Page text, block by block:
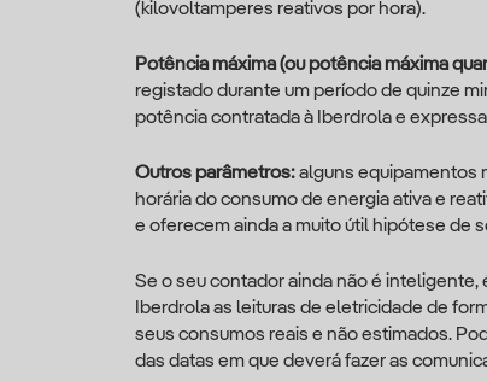
(kilovoltamperes reativos por hora).
Potência máxima (ou potência máxima
registado durante um período de quinze
potência contratada à Iberdrola e
Outros parâmetros:alguns equipamentos
horária do consumo de energia ativa e
e oferecem ainda a muito útil hipótese de
Se o seu contador ainda não é
Iberdrola as leituras de eletricidade de
seus consumos reais e não estimados.
das datas em que deverá fazer as